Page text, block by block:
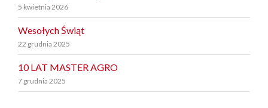
5 kwietnia 2026
Wesołych Świąt
22 grudnia 2025
10 LAT MASTER AGRO
7 grudnia 2025